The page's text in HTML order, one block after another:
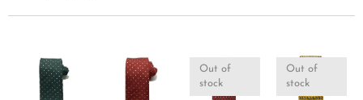
Out of
stock
Out of
stock